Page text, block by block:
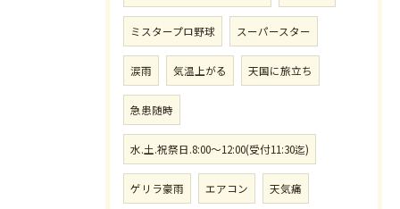
ミスタープロ野球 スーパースター
涙雨 気温上がる 天国に旅立ち
急患随時
水.土.祝祭日.8:00〜12:00(受付11:30迄)
ゲリラ豪雨 エアコン 天気痛